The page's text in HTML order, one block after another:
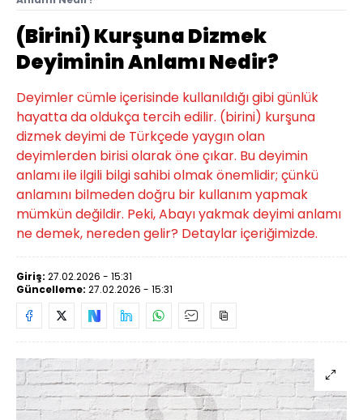
(Birini) Kurşuna Dizmek
Deyiminin Anlamı Nedir?
Deyimler cümle içerisinde kullanıldığı gibi günlük
hayatta da oldukça tercih edilir. (birini) kurşuna
dizmek deyimi de Türkçede yaygın olan
deyimlerden birisi olarak öne çıkar. Bu deyimin
anlamı ile ilgili bilgi sahibi olmak önemlidir; çünkü
anlamını bilmeden doğru bir kullanım yapmak
mümkün değildir. Peki, Abayı yakmak deyimi anlamı
ne demek, nereden gelir? Detaylar içeriğimizde.
Giriş: 27.02.2026 - 15:31
Güncelleme: 27.02.2026 - 15:31